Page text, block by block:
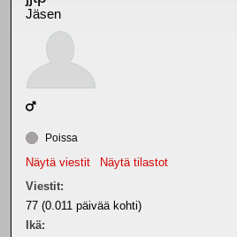
Jäsen
Poissa
Näytä viestit
Näytä tilastot
Viestit:
77 (0.011 päivää kohti)
Ikä: